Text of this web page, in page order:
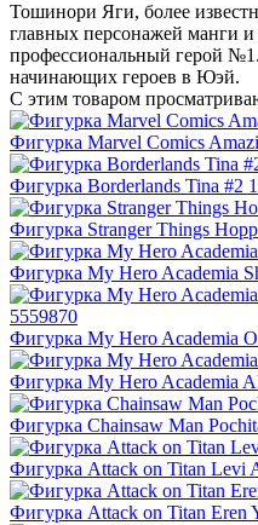
Тошинори Яги, более
главных персонажей манги
профессиональный герой
начинающих героев в Юэй.
С этим товаром
Фигурка Marvel Comics
Фигурка Borderlands Tina #2
Фигурка Stranger Things
Фигурка My Hero Academia
Фигурка My Hero Academia
Фигурка My Hero Academia
Фигурка Chainsaw Man
Фигурка Attack on Titan Levi
Фигурка Attack on Titan Eren